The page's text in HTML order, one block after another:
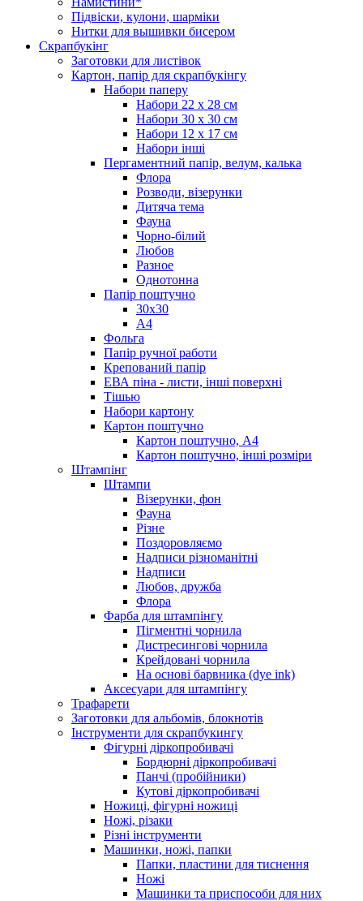
Підвіски, кулони, шарміки
Нитки для вышивки бисером
Скрапбукінг
Заготовки для листівок
Картон, папір для скрапбукінгу
Набори паперу
Набори 22 х 28 см
Набори 30 х 30 см
Набори 12 х 17 см
Набори інші
Пергаментний папір, велум, калька
Флора
Розводи, візерунки
Дитяча тема
Фауна
Чорно-білий
Любов
Разное
Однотонна
Папір поштучно
30х30
А4
Фольга
Папір ручної работи
Крепований папір
ЕВА піна - листи, інші поверхні
Тішью
Набори картону
Картон поштучно
Картон поштучно, А4
Картон поштучно, інші розміри
Штампінг
Штампи
Візерунки, фон
Фауна
Різне
Поздоровляємо
Надписи різноманітні
Надписи
Любов, дружба
Флора
Фарба для штампінгу
Пігментні чорнила
Дистресингові чорнила
Крейдовані чорнила
На основі барвника (dye ink)
Аксесуари для штампінгу
Трафарети
Заготовки для альбомів, блокнотів
Інструменти для скрапбукингу
Фігурні діркопробивачі
Бордюрні діркопробивачі
Панчі (пробійники)
Кутові діркопробивачі
Ножиці, фігурні ножиці
Ножі, різаки
Різні інструменти
Машинки, ножі, папки
Папки, пластини для тиснення
Ножі
Машинки та приспособи для них